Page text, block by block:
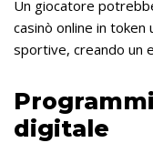
Un giocatore
casinò online in
sportive, creando un
digitale